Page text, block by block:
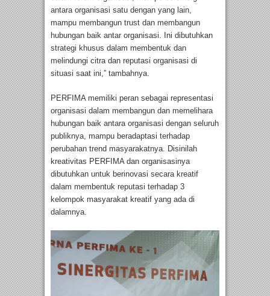
antara organisasi satu dengan yang lain,
mampu membangun trust dan membangun
hubungan baik antar organisasi. Ini dibutuhkan
strategi khusus dalam membentuk dan
melindungi citra dan reputasi organisasi di
situasi saat ini,” tambahnya.
PERFIMA memiliki peran sebagai representasi
organisasi dalam membangun dan memelihara
hubungan baik antara organisasi dengan seluruh
publiknya, mampu beradaptasi terhadap
perubahan trend masyarakatnya. Disinilah
kreativitas PERFIMA dan organisasinya
dibutuhkan untuk berinovasi secara kreatif
dalam membentuk reputasi terhadap 3
kelompok masyarakat kreatif yang ada di
dalamnya.